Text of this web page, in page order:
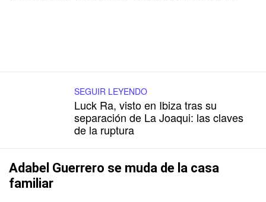
SEGUIR LEYENDO
Luck Ra, visto en Ibiza tras su
separación de La Joaqui: las claves
de la ruptura
Adabel Guerrero se muda de la casa
familiar